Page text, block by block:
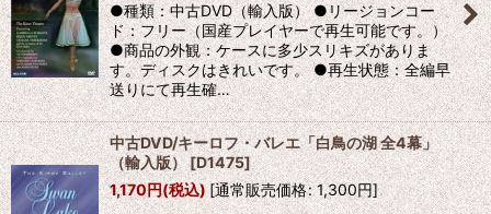
●種類：中古DVD（輸入版） ●リージョンコー
ド：フリー（国産プレイヤーで再生可能です。）
●商品の外観：ケースに多少スリキズがありま
す。ディスクはきれいです。 ●再生状態：全編早
送りにて再生確…
中古DVD/キーロフ・バレエ「白鳥の湖 全4幕」
（輸入版） [D1475]
1,170円(税込) [通常販売価格: 1,300円]